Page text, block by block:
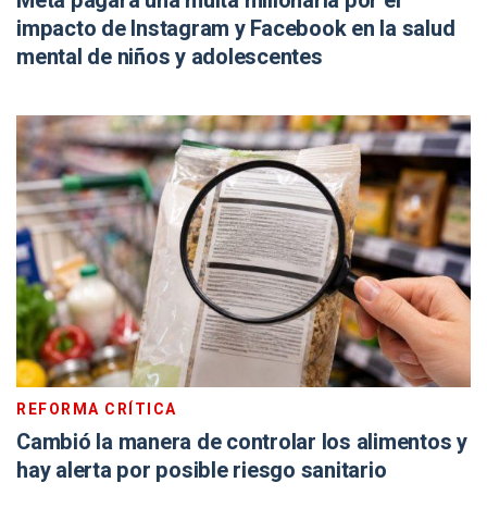
impacto de Instagram y Facebook en la salud
mental de niños y adolescentes
REFORMA CRÍTICA
Cambió la manera de controlar los alimentos y
hay alerta por posible riesgo sanitario